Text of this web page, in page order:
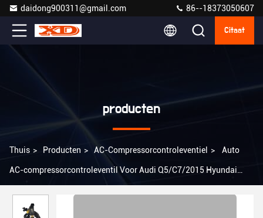
daidong900311@gmail.com 86--18373050607
Citaat
producten
Thuis > Producten > AC-Compressorcontroleventiel > Auto
AC-compressorcontroleventil Voor Audi Q5/C7/2015 Hyundai